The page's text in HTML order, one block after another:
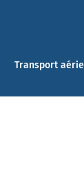
Transport